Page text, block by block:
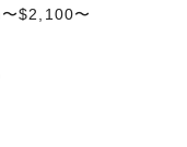
$2,100〜